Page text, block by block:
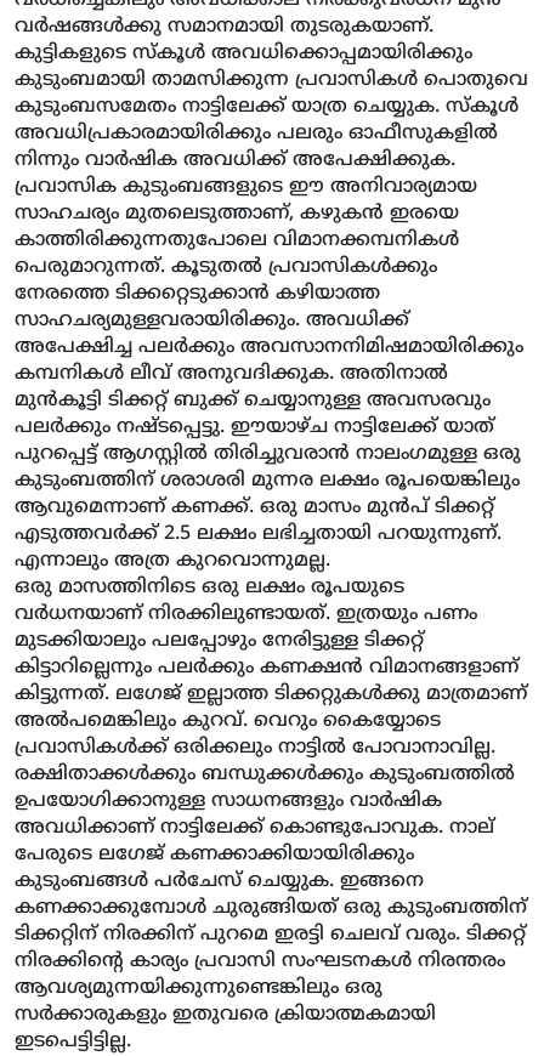
വര്‍ഷങ്ങള്‍ക്കു സമാനമായി തുടരുകയാണ്.
കുട്ടികളുടെ സ്‌കൂള്‍ അവധിക്കൊപ്പമായിരിക്കും
കുടുംബമായി താമസിക്കുന്ന പ്രവാസികള്‍ പൊതുവെ
കുടുംബസമേതം നാട്ടിലേക്ക് യാത്ര ചെയ്യുക. സ്‌കൂള്‍
അവധിപ്രകാരമായിരിക്കും പലരും ഓഫീസുകളില്‍
നിന്നും വാര്‍ഷിക അവധിക്ക് അപേക്ഷിക്കുക.
പ്രവാസിക കുടുംബങ്ങളുടെ ഈ അനിവാര്യമായ
സാഹചര്യം മുതലെടുത്താണ്, കഴുകന്‍ ഇരയെ
കാത്തിരിക്കുന്നതുപോലെ വിമാനക്കമ്പനികള്‍
പെരുമാറുന്നത്. കൂടുതല്‍ പ്രവാസികള്‍ക്കും
നേരത്തെ ടിക്കറ്റെടുക്കാന്‍ കഴിയാത്ത
സാഹചര്യമുള്ളവരായിരിക്കും. അവധിക്ക്
അപേക്ഷിച്ച പലര്‍ക്കും അവസാനനിമിഷമായിരിക്കും
കമ്പനികള്‍ ലീവ് അനുവദിക്കുക. അതിനാല്‍
മുന്‍കൂട്ടി ടിക്കറ്റ് ബുക്ക് ചെയ്യാനുള്ള അവസരവും
പലര്‍ക്കും നഷ്ടപ്പെട്ടു. ഈയാഴ്ച നാട്ടിലേക്ക് യാത്
പുറപ്പെട്ട് ആഗസ്റ്റില്‍ തിരിച്ചുവരാന്‍ നാലംഗമുള്ള ഒരു
കുടുംബത്തിന് ശരാശരി മുന്നര ലക്ഷം രൂപയെങ്കിലും
ആവുമെന്നാണ് കണക്ക്. ഒരു മാസം മുന്‍പ് ടിക്കറ്റ്
എടുത്തവര്‍ക്ക് 2.5 ലക്ഷം ലഭിച്ചതായി പറയുന്നുണ്.
എന്നാലും അത്ര കുറവൊന്നുമല്ല.
ഒരു മാസത്തിനിടെ ഒരു ലക്ഷം രൂപയുടെ
വര്‍ധനയാണ് നിരക്കിലുണ്ടായത്. ഇത്രയും പണം
മുടക്കിയാലും പലപ്പോഴും നേരിട്ടുള്ള ടിക്കറ്റ്
കിട്ടാറില്ലെന്നും പലര്‍ക്കും കണക്ഷന്‍ വിമാനങ്ങളാണ്
കിട്ടുന്നത്. ലഗേജ് ഇല്ലാത്ത ടിക്കറ്റുകള്‍ക്കു മാത്രമാണ്
അല്‍പമെങ്കിലും കുറവ്. വെറും കൈയ്യോടെ
പ്രവാസികള്‍ക്ക് ഒരിക്കലും നാട്ടില്‍ പോവാനാവില്ല.
രക്ഷിതാക്കള്‍ക്കും ബന്ധുക്കള്‍ക്കും കുടുംബത്തില്‍
ഉപയോഗിക്കാനുള്ള സാധനങ്ങളും വാര്‍ഷിക
അവധിക്കാണ് നാട്ടിലേക്ക് കൊണ്ടുപോവുക. നാല്
പേരുടെ ലഗേജ് കണക്കാക്കിയായിരിക്കും
കുടുംബങ്ങള്‍ പര്‍ചേസ് ചെയ്യുക. ഇങ്ങനെ
കണക്കാക്കുമ്പോള്‍ ചുരുങ്ങിയത് ഒരു കുടുംബത്തിന്
ടിക്കറ്റിന് നിരക്കിന് പുറമെ ഇരട്ടി ചെലവ് വരും. ടിക്കറ്റ്
നിരക്കിന്റെ കാര്യം പ്രവാസി സംഘടനകള്‍ നിരന്തരം
ആവശ്യമുന്നയിക്കുന്നുണ്ടെങ്കിലും ഒരു
സര്‍ക്കാരുകളും ഇതുവരെ ക്രിയാത്മകമായി
ഇടപെട്ടിട്ടില്ല.